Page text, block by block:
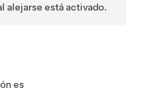
alejarse está activado.
es